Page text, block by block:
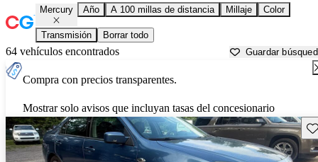
Mercury Año A 100 millas de distancia Millaje Color
Transmisión Borrar todo
64 vehículos encontrados Guardar
Compra con precios transparentes.
Mostrar solo avisos que incluyan tasas del concesionario